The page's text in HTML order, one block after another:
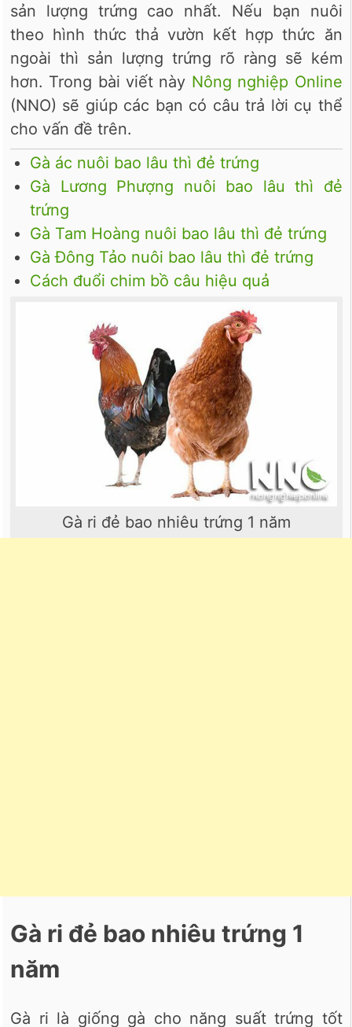
sản lượng trứng cao nhất. Nếu bạn nuôi
theo hình thức thả vườn kết hợp thức ăn
ngoài thì sản lượng trứng rõ ràng sẽ kém
hơn. Trong bài viết này Nông nghiệp Online
(NNO) sẽ giúp các bạn có câu trả lời cụ thể
cho vấn đề trên.
Gà ác nuôi bao lâu thì đẻ trứng
Gà Lương Phượng nuôi bao lâu thì đẻ
trứng
Gà Tam Hoàng nuôi bao lâu thì đẻ trứng
Gà Đông Tảo nuôi bao lâu thì đẻ trứng
Cách đuổi chim bồ câu hiệu quả
Gà ri đẻ bao nhiêu trứng 1 năm
Gà ri đẻ bao nhiêu trứng 1
năm
Gà ri là giống gà cho năng suất trứng tốt